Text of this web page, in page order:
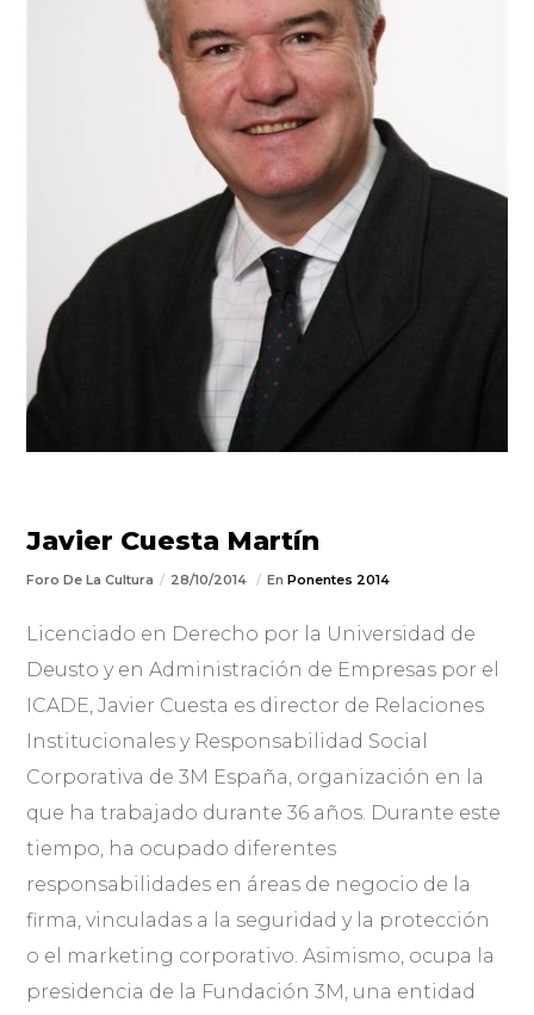
Javier Cuesta Martín
Foro De La Cultura 28/10/2014 EnPonentes 2014
Licenciado en Derecho por la Universidad de
Deusto y en Administración de Empresas por el
ICADE, Javier Cuesta es director de Relaciones
Institucionales y Responsabilidad Social
Corporativa de 3M España, organización en la
que ha trabajado durante 36 años. Durante este
tiempo, ha ocupado diferentes
responsabilidades en áreas de negocio de la
firma, vinculadas a la seguridad y la protección
o el marketing corporativo. Asimismo, ocupa la
presidencia de la Fundación 3M, una entidad